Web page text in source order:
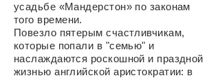
усадьбе «Мандерстон» по законам
того времени.
Повезло пятерым счастливчикам,
которые попали в "семью" и
наслаждаются роскошной и праздной
жизнью английской аристократии: в